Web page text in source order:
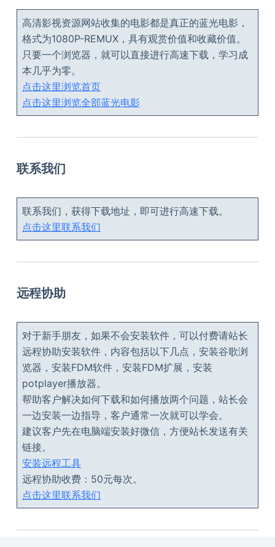
高清影视资源网站收集的电影都是真正的蓝光电影，
格式为1080P-REMUX，具有观赏价值和收藏价值。
只要一个浏览器，就可以直接进行高速下载，学习成
本几乎为零。
点击这里浏览首页
点击这里浏览全部蓝光电影
联系我们
联系我们，获得下载地址，即可进行高速下载。
点击这里联系我们
远程协助
对于新手朋友，如果不会安装软件，可以付费请站长
远程协助安装软件，内容包括以下几点，安装谷歌浏
览器，安装FDM软件，安装FDM扩展，安装
potplayer播放器。
帮助客户解决如何下载和如何播放两个问题，站长会
一边安装一边指导，客户通常一次就可以学会。
建议客户先在电脑端安装好微信，方便站长发送有关
链接。
安装远程工具
远程协助收费：50元每次。
点击这里联系我们